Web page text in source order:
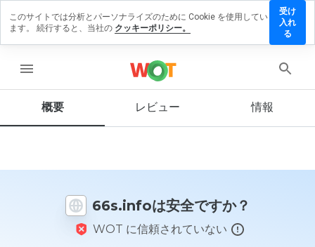
menu
概要 レビュー 情報
66s.infoは安全ですか？
WOT に信頼されていない
レビ
ーを
ブサ
このサイトでは分析とパーソナライズのために Cookie を使用してい
ます。 続行すると、当社の クッキーポリシー。
受け
入れ
る